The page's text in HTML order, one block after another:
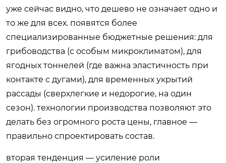
уже сейчас видно, что дешево не означает одно и
то же для всех. появятся более
специализированные бюджетные решения: для
грибоводства (с особым микроклиматом), для
ягодных тоннелей (где важна эластичность при
контакте с дугами), для временных укрытий
рассады (сверхлегкие и недорогие, на один
сезон). технологии производства позволяют это
делать без огромного роста цены, главное —
правильно спроектировать состав.
вторая тенденция — усиление роли